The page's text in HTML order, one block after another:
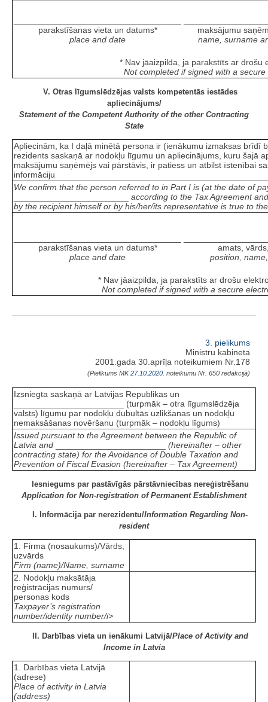
parakstīšanas vieta un datums*
place and date
maksājumu
name, surname
* Nav jāaizpilda, ja parakstīts ar drošu
Not completed if signed with a
V. Otras līgumslēdzējas valsts kompetentās iestādes
apliecinājums/
Statement of the Competent Authority of the other Contracting
State
Apliecinām, ka I daļā minētā persona ir (ienākumu izmaksas brīdī
rezidents saskaņā ar nodokļu līgumu un apliecinājums, kuru šajā
maksājumu saņēmējs vai pārstāvis, ir patiess un atbilst īstenībai
informāciju
We confirm that the person referred to in Part I is (at the date of
according to the Tax Agreement
by the recipient himself or by his/her/its representative is true to
parakstīšanas vieta un datums*
place and date
amats,
position,
* Nav jāaizpilda, ja parakstīts ar drošu
Not completed if signed with a secure
3. pielikums
Ministru kabineta
2001.gada 30.aprīļa noteikumiem Nr.178
(Pielikums MK27.10.2020. noteikumu Nr. 650 redakcijā)
Izsniegta saskaņā ar Latvijas Republikas un
_______________________ (turpmāk – otra līgumslēdzēja
valsts) līgumu par nodokļu dubultās uzlikšanas un nodokļu
nemaksāšanas novēršanu (turpmāk – nodokļu līgums)
Issued pursuant to the Agreement between the Republic of
Latvia and
(hereinafter – other
contracting state) for the Avoidance of Double Taxation and
Prevention of Fiscal Evasion (hereinafter – Tax Agreement)
Iesniegums par pastāvīgās pārstāvniecības nereģistrēšanu
Application for Non-registration of Permanent Establishment
I. Informācija par nerezidentu/Information Regarding Non-
resident
1. Firma (nosaukums)/Vārds,
uzvārds
Firm (name)/Name, surname
2. Nodokļu maksātāja
reģistrācijas numurs/
personas kods
Taxpayer’s registration
number/identity number/i>
II. Darbības vieta un ienākumi Latvijā/Place of Activity and
Income in Latvia
1. Darbības vieta Latvijā
(adrese)
Place of activity in Latvia
(address)